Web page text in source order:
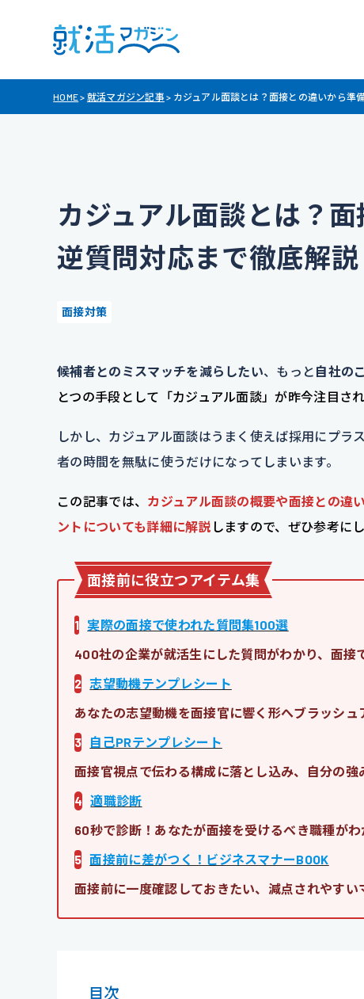
HOME> 就活マガジン記事 > カジュアル面談とは？面接との違いから準
カジュアル面談とは？
逆質問対応まで徹底解説
面接対策
候補者とのミスマッチを減らしたい、もっと 自社の
とつの手段として「カジュアル面談」が昨今注目され
しかし、カジュアル面談はうまく使えば採用にプラ
者の時間を無駄に使うだけになってしまいます。
この記事では、 カジュアル面談の概要や面接との違
ントについても詳細に解説 しますので、ぜひ参考に
面接前に役立つアイテム集
1 実際の面接で使われた質問集100選
400社の企業が就活生にした質問がわかり、面接
2 志望動機テンプレシート
あなたの志望動機を面接官に響く形へブラッシュ
3
自己PRテンプレシート
面接官視点で伝わる構成に落とし込み、自分の強
4 適職診断
60秒で診断！あなたが面接を受けるべき職種がわ
5 面接前に差がつく！ビジネスマナーBOOK
面接前に一度確認しておきたい、減点されやすい
目次